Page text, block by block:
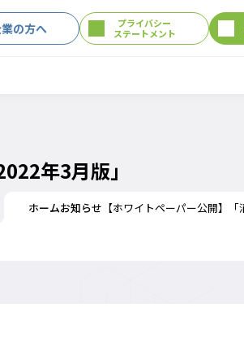
の方へ
プライバシー
ステートメント
年3月版」
ホームお知らせ